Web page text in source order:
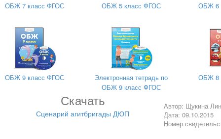
ОБЖ 7 класс ФГОС ОБЖ 5 класс ФГОС ОБЖ 6
ОБЖ 9 класс ФГОС
Электронная тетрадь по
ОБЖ 9 класс ФГОС
ОБЖ 8
Скачать
Сценарий агитбригады ДЮП
Автор: Щукина
Дата: 09.10.2015
Номер